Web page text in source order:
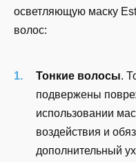
осветляющую маску
волос:
Тонкие волосы.
подвержены
использовании
воздействия и
дополнительный